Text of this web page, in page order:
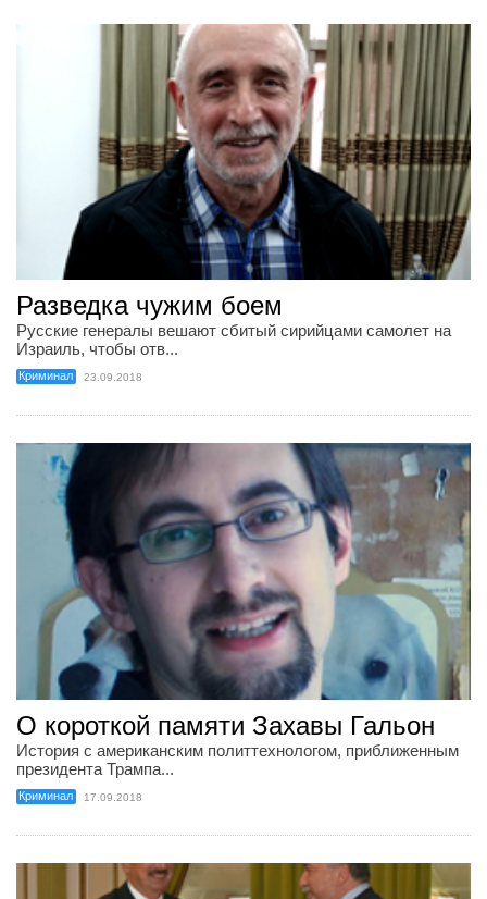
Разведка чужим боем
Русские генералы вешают сбитый сирийцами самолет на
Израиль, чтобы отв...
Криминал 23.09.2018
О короткой памяти Захавы Гальон
История с американским политтехнологом, приближенным
президента Трампа...
Криминал 17.09.2018